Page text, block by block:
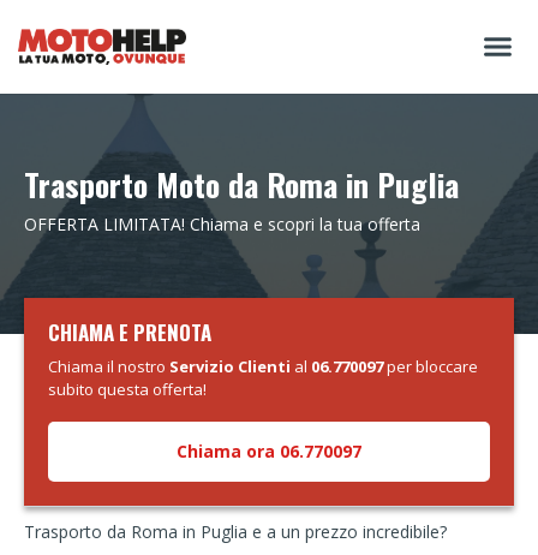
Trasporto Moto da Roma in Puglia
OFFERTA LIMITATA! Chiama e scopri la tua offerta
Trasporto da Roma in Puglia e a un prezzo incredibile?
CHIAMA E PRENOTA
Chiama il nostro Servizio Clienti al 06.770097per bloccare
subito questa offerta!
Chiama ora 06.770097